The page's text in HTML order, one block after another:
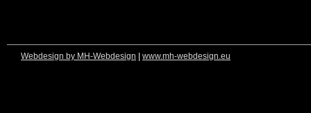
Webdesign by MH-Webdesign www.mh-webdesign.eu